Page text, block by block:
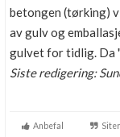
betongen (tørking)
av gulv og
gulvet for tidlig. Da
Siste redigering:
Anbefal Siter